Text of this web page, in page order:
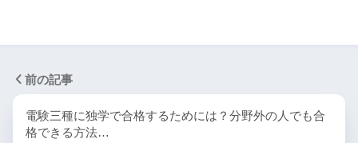
前の記事
電験三種に独学で合格するためには？分野外の人でも合
格できる方法…